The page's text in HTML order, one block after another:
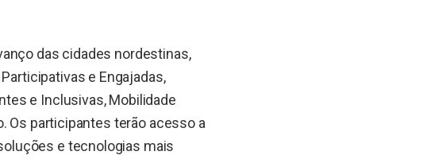
das cidades nordestinas,
e Engajadas,
e Inclusivas, Mobilidade
Os participantes terão acesso a
e tecnologias mais